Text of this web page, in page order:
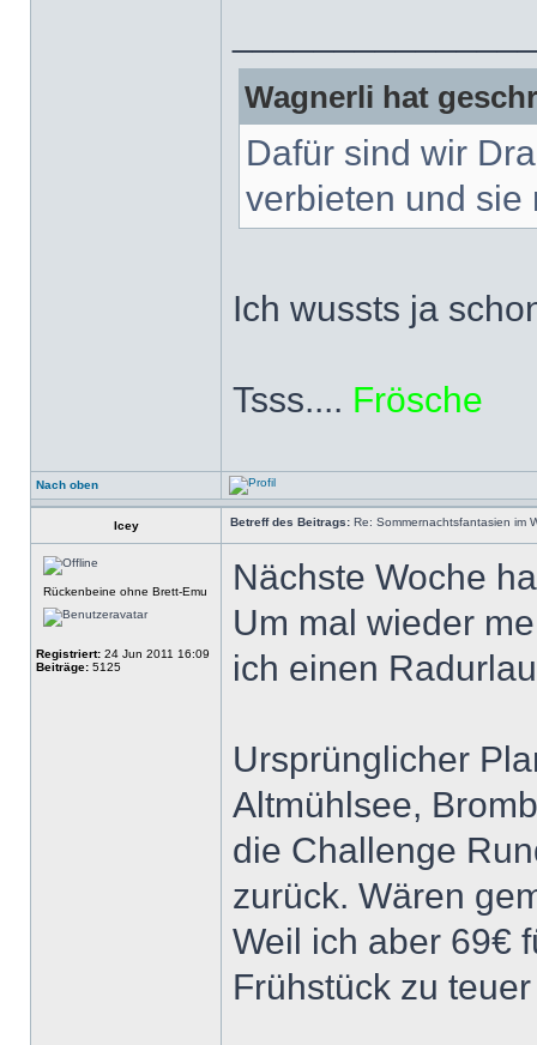
Wagnerli hat
Dafür sind wir
verbieten und sie
Ich wussts ja
Tsss.... Frösche
Nach oben
Icey Betreff des Beitrags: Re: Sommernachtsfantasien im
Rückenbeine ohne Brett-Emu
Registriert: 24 Jun 2011 16:09
Beiträge: 5125
Nächste Woche
Um mal wieder
ich einen
Ursprünglicher
Altmühlsee,
die Challenge
zurück. Wären
Weil ich aber 69€
Frühstück zu